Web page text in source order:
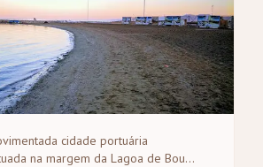
cidade portuária
na margem da Lagoa de Bou